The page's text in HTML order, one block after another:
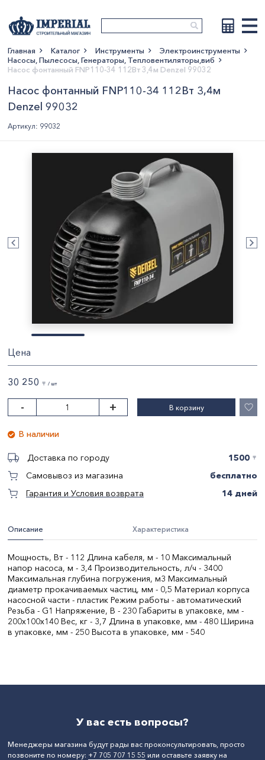
Показать больше
Главная Каталог Инструменты
Электроинструменты
Насосы, Пылесосы, Генераторы, Тепловентиляторы,виб
Насос фонтанный FNP110-34 112Вт 3,4м Denzel 99032
Насос фонтанный FNP110-34 112Вт 3,4м
Denzel 99032
Артикул: 99032
Описание Характеристика
Мощность, Вт - 112 Длина кабеля, м - 10 Максимальный
напор насоса, м - 3,4 Производительность, л/ч - 3400
Максимальная глубина погружения, м3 Максимальный
диаметр прокачиваемых частиц, мм - 0,5 Материал корпуса
насосной части - пластик Режим работы - автоматический
Резьба - G1 Напряжение, В - 230 Габариты в упаковке, мм -
200x100x140 Вес, кг - 3,7 Длина в упаковке, мм - 480 Ширина
в упаковке, мм - 250 Высота в упаковке, мм - 540
Вес, кг:
3.7
Цена
30 250 〒 / шт
- + В корзину
В наличии
Доставка по городу 1500 〒
Самовывоз из магазина
бесплатно
Гарантия и Условия возврата
14 дней
У вас есть вопросы?
Менеджеры магазина будут рады вас проконсультировать, просто
позвоните по номеру: +7 705 707 15 55 или оставьте заявку на